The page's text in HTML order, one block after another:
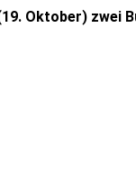
Oktober) zwei